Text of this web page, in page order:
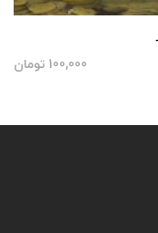
100,000 تومان